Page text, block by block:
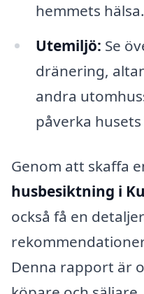
hemmets hälsa.
Utemiljö: Se
dränering,
andra
påverka
Genom att skaffa
husbesiktning i
också få en
Denna rapport är